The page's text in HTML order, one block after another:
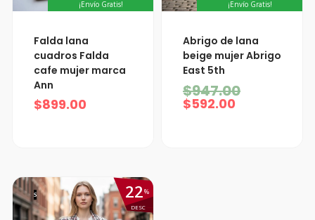
¡Envío Gratis!
Falda lana
cuadros Falda
cafe mujer marca
Ann
$899.00
¡Envío Gratis!
Abrigo de lana
beige mujer Abrigo
East 5th
$947.00
El
precio
original
$592.00
El
precio
actual
$592.00.
S %
DESC
22